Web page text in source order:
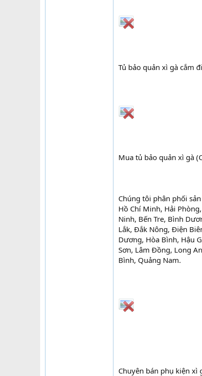
Tủ bảo quản xì gà cắm
Mua tủ bảo quản xì gà
Chúng tôi phân phối
Hồ Chí Minh, Hải
Ninh, Bến Tre, Bình
Lắk, Đắk Nông, Điện
Dương, Hòa Bình, Hậu
Sơn, Lâm Đồng, Long
Bình, Quảng Nam.
Chuyên bán phụ kiện xì